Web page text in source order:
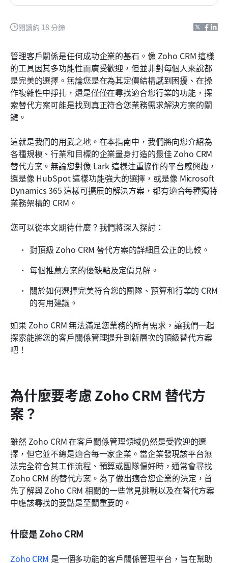
閱讀約 18 分鐘
管理客戶關係是任何成功企業的基石。像 Zoho CRM 這樣
的工具因其多功能性而廣受歡迎，但並非對每個人來說都
是完美的選擇。無論您是在為其定價結構感到困擾、在操
作複雜性中掙扎，還是僅僅在尋找適合您行業的功能，探
索替代方案可能是找到真正符合您業務需求解決方案的關
鍵。
這就是我們的用武之地。在本指南中，我們將向您介紹為
各種規模、行業和目標的企業量身打造的最佳 Zoho CRM
替代方案。無論您對像 Lark 這樣注重協作的平台感興趣，
還是像 HubSpot 這樣功能強大的選擇，或是像 Microsoft
Dynamics 365 這樣可擴展的解決方案，都有適合每種獨特
業務架構的 CRM。
您可以從本文期待什麼？我們將深入探討：
對頂級 Zoho CRM 替代方案的詳細且公正的比較。
每個推薦方案的優缺點及定價見解。
關於如何選擇完美符合您的團隊、預算和行業的 CRM
的有用建議。
如果 Zoho CRM 無法滿足您業務的所有需求，讓我們一起
探索能將您的客戶關係管理提升到新層次的頂級替代方案
吧！
為什麼要考慮 Zoho CRM 替代方
案？
雖然 Zoho CRM 在客戶關係管理領域仍然是受歡迎的選
擇，但它並不總是適合每一家企業。當企業發現該平台無
法完全符合其工作流程、預算或團隊偏好時，通常會尋找
Zoho CRM 的替代方案。為了做出適合您企業的決定，首
先了解與 Zoho CRM 相關的一些常見挑戰以及在替代方案
中應該尋找的要點是至關重要的。
什麼是 Zoho CRM
Zoho CRM 是一個多功能的客戶關係管理平台，旨在幫助
為什麼要考慮 Zoho CRM 替代方案？
如何選擇最適合您企業的客戶關係管理系統
為什麼 Lark 作為 Zoho CRM 替代方案脫穎而出
結論